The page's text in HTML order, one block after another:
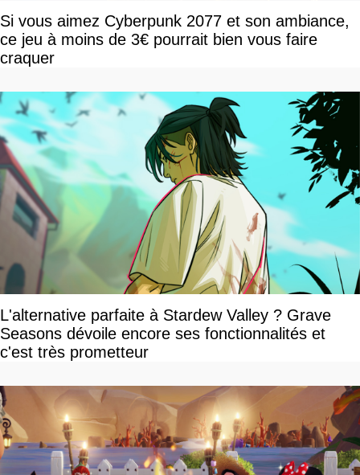
Si vous aimez Cyberpunk 2077 et son ambiance,
ce jeu à moins de 3€ pourrait bien vous faire
craquer
L'alternative parfaite à Stardew Valley ? Grave
Seasons dévoile encore ses fonctionnalités et
c'est très prometteur